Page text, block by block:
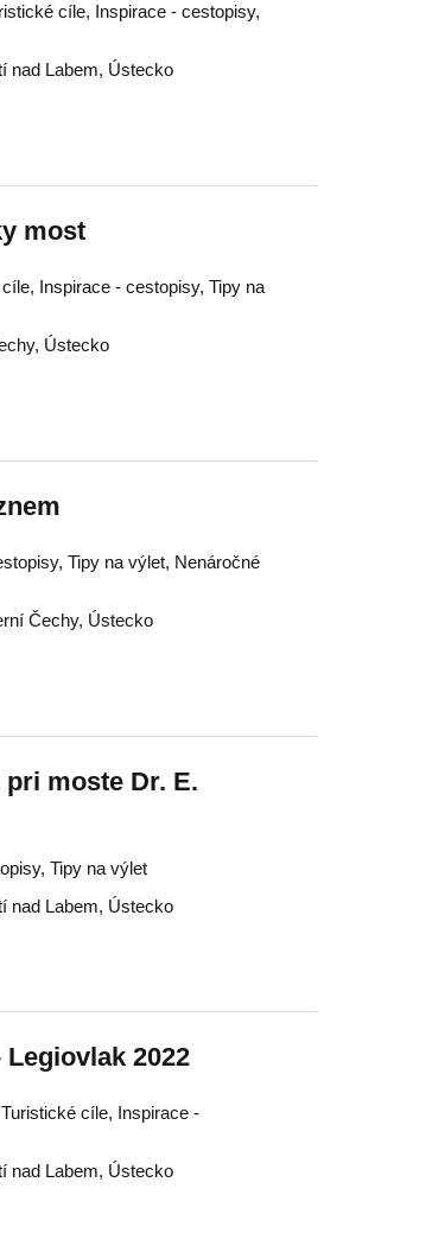
cíle, Inspirace - cestopisy,
nad Labem, Ústecko
most
Inspirace - cestopisy, Tipy na
, Ústecko
Tipy na výlet, Nenáročné
Čechy, Ústecko
moste Dr. E.
Tipy na výlet
nad Labem, Ústecko
2022
cíle, Inspirace -
nad Labem, Ústecko